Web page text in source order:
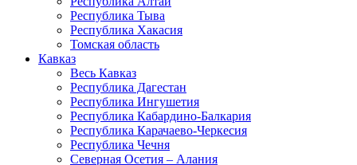
Республика Тыва
Республика Хакасия
Томская область
Кавказ
Весь Кавказ
Республика Дагестан
Республика Ингушетия
Республика Кабардино-Балкария
Республика Карачаево-Черкесия
Республика Чечня
Северная Осетия – Алания